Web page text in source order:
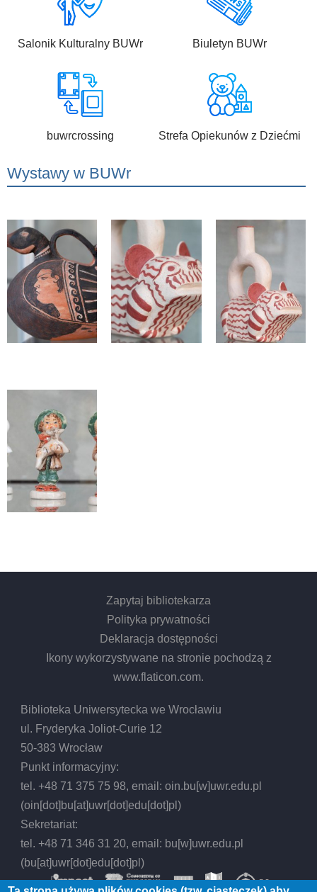
Salonik Kulturalny BUWr Biuletyn BUWr
buwrcrossing Strefa Opiekunów z Dziećmi
Wystawy w BUWr
Zapytaj bibliotekarza
Polityka prywatności
Deklaracja dostępności
Ikony wykorzystywane na stronie pochodzą z
www.flaticon.com.
Biblioteka Uniwersytecka we Wrocławiu
ul. Fryderyka Joliot-Curie 12
50-383 Wrocław
Punkt informacyjny:
tel. +48 71 375 75 98, email:oin.bu[w]uwr.edu.pl
(oin[dot]bu[at]uwr[dot]edu[dot]pl)
Sekretariat:
tel. +48 71 346 31 20, email: bu[w]uwr.edu.pl
(bu[at]uwr[dot]edu[dot]pl)